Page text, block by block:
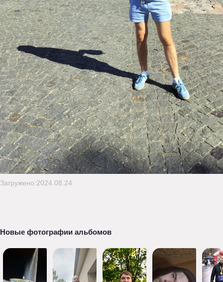
Загружено:2024.08.24
Новые фотографии альбомов